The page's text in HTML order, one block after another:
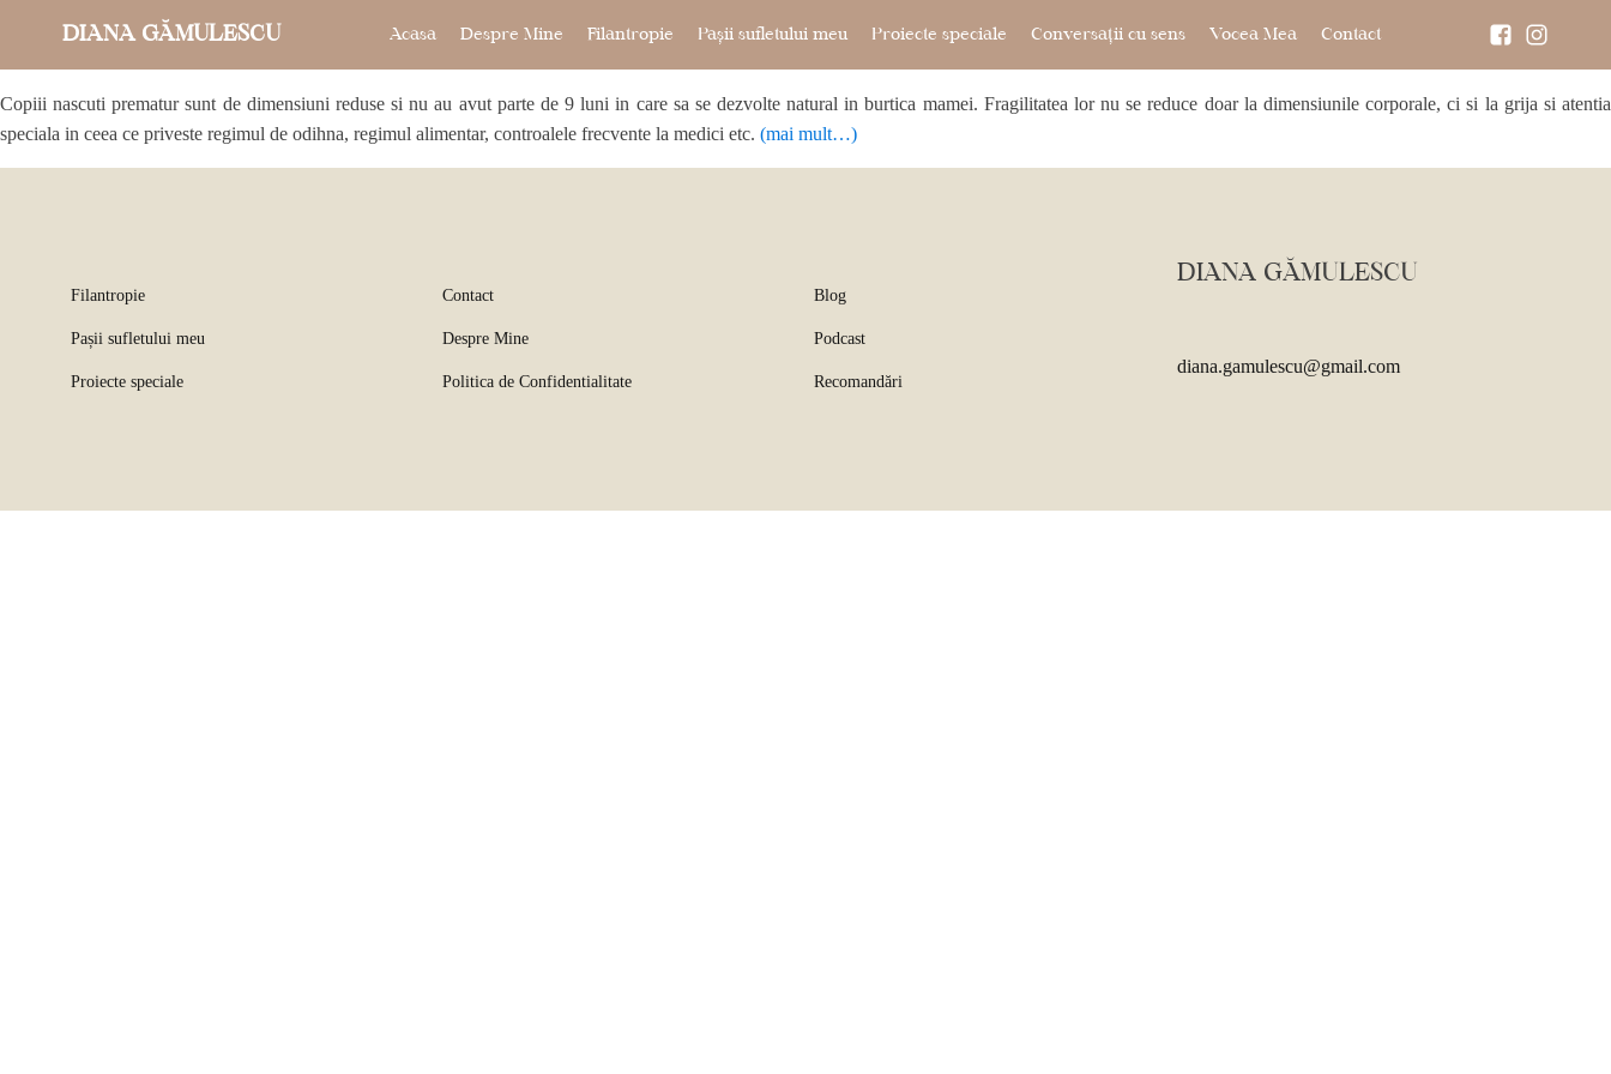
DIANA GĂMULESCU Acasa Despre Mine Filantropie Pașii sufletului meu Proiecte speciale Conversații cu sens Vocea Mea Contact
Copiii nascuti prematur sunt de dimensiuni reduse si nu au avut parte de 9 luni in care sa se dezvolte natural in burtica mamei. Fragilitatea lor nu se reduce doar la dimensiunile corporale, ci si la grija si atentia
speciala in ceea ce priveste regimul de odihna, regimul alimentar, controalele frecvente la medici etc. (mai mult…)
Filantropie
Pașii sufletului meu
Proiecte speciale
Contact
Despre Mine
Politica de Confidentialitate
Blog
Podcast
Recomandări
DIANA GĂMULESCU
diana.gamulescu@gmail.com